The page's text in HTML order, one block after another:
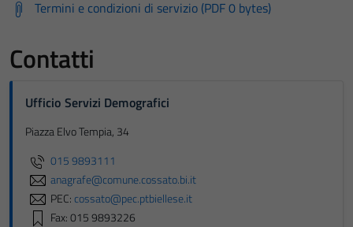
Termini e condizioni di servizio (PDF 0 bytes)
Contatti
Ufficio Servizi Demografici
Piazza Elvo Tempia, 34
015 9893111
anagrafe@comune.cossato.bi.it
PEC:cossato@pec.ptbiellese.it
Fax: 015 9893226